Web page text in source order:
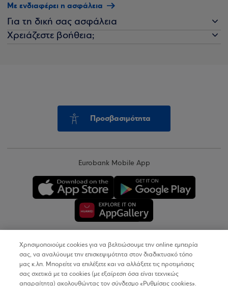
Με ενδιαφέρει η ασφάλεια
Για τη δική σας ασφάλεια
Χρειάζεστε βοήθεια;
Προσβασιμότητα
Eurobank Mobile App
Copyright © 2026
Όροι Χρήσης
Χρησιμοποιούμε cookies για να βελτιώσουμε την online εμπειρία
σας, να αναλύουμε την επισκεψιμότητα στον διαδικτυακό τόπο
μας κ.λπ. Μπορείτε να επιλέξετε και να αλλάξετε τις προτιμήσεις
σας σχετικά με τα cookies (με εξαίρεση όσα είναι τεχνικώς
απαραίτητα) ακολουθώντας τον σύνδεσμο «Ρυθμίσεις cookies».